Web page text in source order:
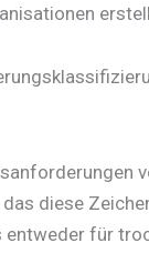
diese
für